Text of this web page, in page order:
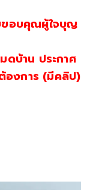
ขอบคุณผู้ใจบุญ
ดบ้าน ประกาศ
องการ (มีคลิป)